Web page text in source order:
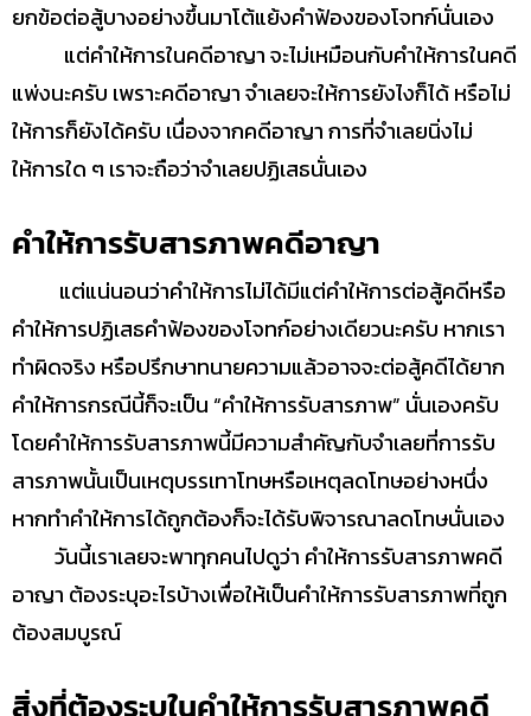
ยกข้อต่อสู้บางอย่างขึ้นมาโต้แย้งคำฟ้องของโจทก์นั่นเอง
แต่คำให้การในคดีอาญา จะไม่เหมือนกับคำให้การในคดี
แพ่งนะครับ เพราะคดีอาญา จำเลยจะให้การยังไงก็ได้ หรือไม่
ให้การก็ยังได้ครับ เนื่องจากคดีอาญา การที่จำเลยนิ่งไม่
ให้การใด ๆ เราจะถือว่าจำเลยปฏิเสธนั่นเอง
คำให้การรับสารภาพคดีอาญา
แต่แน่นอนว่าคำให้การไม่ได้มีแต่คำให้การต่อสู้คดีหรือ
คำให้การปฏิเสธคำฟ้องของโจทก์อย่างเดียวนะครับ หากเรา
ทำผิดจริง หรือปรึกษาทนายความแล้วอาจจะต่อสู้คดีได้ยาก
คำให้การกรณีนี้ก็จะเป็น “คำให้การรับสารภาพ” นั่นเองครับ
โดยคำให้การรับสารภาพนี้มีความสำคัญกับจำเลยที่การรับ
สารภาพนั้นเป็นเหตุบรรเทาโทษหรือเหตุลดโทษอย่างหนึ่ง
หากทำคำให้การได้ถูกต้องก็จะได้รับพิจารณาลดโทษนั่นเอง
วันนี้เราเลยจะพาทุกคนไปดูว่า คำให้การรับสารภาพคดี
อาญา ต้องระบุอะไรบ้างเพื่อให้เป็นคำให้การรับสารภาพที่ถูก
ต้องสมบูรณ์
สิ่งที่ต้องระบุในคำให้การรับสารภาพคดี